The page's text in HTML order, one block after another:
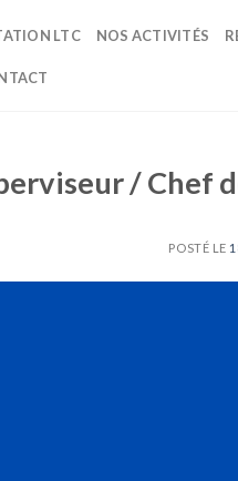
LTC NOS ACTIVITÉS
/ Chef
POSTÉ LE